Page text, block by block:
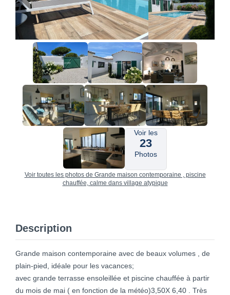
Voir les
23
Photos
Voir toutes les photos de Grande maison contemporaine , piscine
chauffée, calme dans village atypique
Description
Grande maison contemporaine avec de beaux volumes , de
plain-pied, idéale pour les vacances;
avec grande terrasse ensoleillée et piscine chauffée à partir
du mois de mai ( en fonction de la météo)3,50X 6,40 . Très